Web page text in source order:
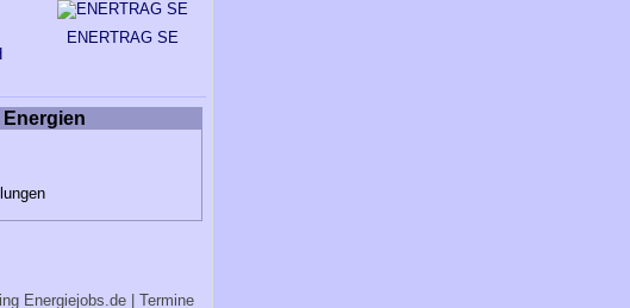
ENERTRAG SE
Energiejobs.de | Termine